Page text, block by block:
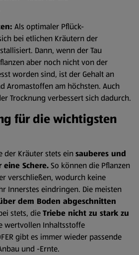
Als optimaler Pflück-
bei etlichen Kräutern der
Dann, wenn der Tau
aber noch nicht von der
worden sind, ist der Gehalt an
Aromastoffen am höchsten. Auch
Trocknung verbessert sich dadurch.
für die wichtigsten
der Kräuter stets ein sauberes und
eine Schere.So können die Pflanzen
verschließen, wodurch keine
Innerstes eindringen. Die meisten
dem Boden abgeschnitten
stets, dieTriebe nicht zu stark zu
wertvollen Inhaltsstoffe
gibt es immer wieder passende
und -Ernte.